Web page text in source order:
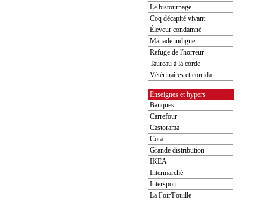
Le bistournage
Coq décapité vivant
Éleveur condamné
Manade indigne
Refuge de l'horreur
Taureau à la corde
Vétérinaires et corrida
Enseignes et hypers
Banques
Carrefour
Castorama
Cora
Grande distribution
IKEA
Intermarché
Intersport
La Foir'Fouille